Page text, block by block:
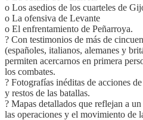
o Los asedios de los cuarteles de
o La ofensiva de Levante
o El enfrentamiento de Peñarroya.
? Con testimonios de más de
(españoles, italianos, alemanes y
permiten acercarnos en primera
los combates.
? Fotografías inéditas de acciones
y restos de las batallas.
? Mapas detallados que reflejan a
las operaciones y el movimiento de